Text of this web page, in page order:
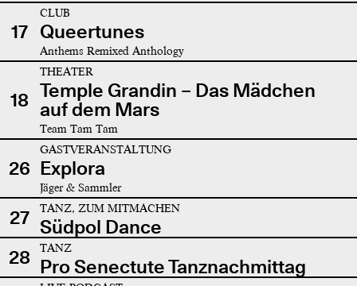
17
CLUB
Queertunes
Anthems Remixed Anthology
18
THEATER
Temple Grandin – Das Mädchen
auf dem Mars
Team Tam Tam
26
GASTVERANSTALTUNG
Explora
Jäger & Sammler
27 TANZ, ZUM MITMACHEN
Südpol Dance
28
TANZ
Pro Senectute Tanznachmittag